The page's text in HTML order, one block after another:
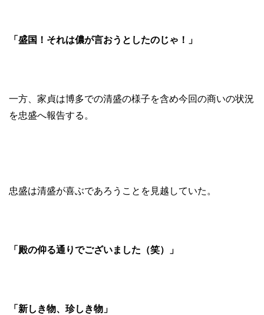
「盛国！それは儂が言おうとしたのじゃ！」
一方、家貞は博多での清盛の様子を含め今回の商いの状況
を忠盛へ報告する。
忠盛は清盛が喜ぶであろうことを見越していた。
「殿の仰る通りでございました（笑）」
「新しき物、珍しき物」